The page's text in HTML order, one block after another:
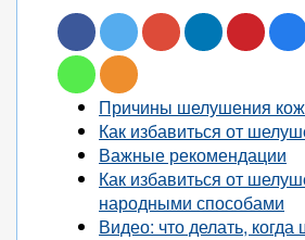
Причины шелушения
Как избавиться от
Важные рекомендации
Как избавиться от
народными способами
Видео: что делать,